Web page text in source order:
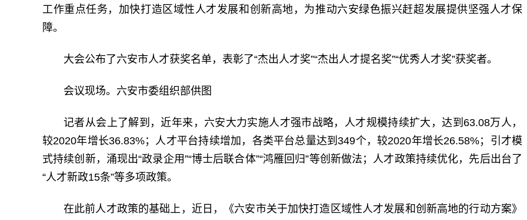
工作重点任务，加快打造区域性人才发展和创新高地，为推动六安绿色振兴赶超发展提供坚强人才保
障。
大会公布了六安市人才获奖名单，表彰了“杰出人才奖”“杰出人才提名奖”“优秀人才奖”获奖者。
会议现场。六安市委组织部供图
记者从会上了解到，近年来，六安大力实施人才强市战略，人才规模持续扩大，达到63.08万人，
较2020年增长36.83%；人才平台持续增加，各类平台总量达到349个，较2020年增长26.58%；引才模
式持续创新，涌现出“政录企用”“博士后联合体”“鸿雁回归”等创新做法；人才政策持续优化，先后出台了
“人才新政15条”等多项政策。
在此前人才政策的基础上，近日，《六安市关于加快打造区域性人才发展和创新高地的行动方案》